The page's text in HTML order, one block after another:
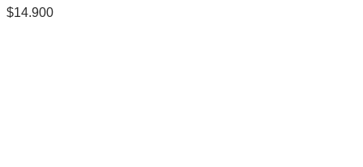
$14.900